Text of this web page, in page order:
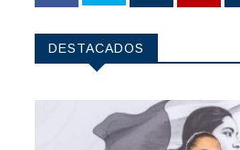
DESTACADOS